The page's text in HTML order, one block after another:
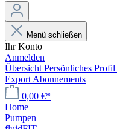
Menü schließen
Ihr Konto
Anmelden
Übersicht Persönliches Profil
Export Abonnements
0,00 €*
Home
Pumpen